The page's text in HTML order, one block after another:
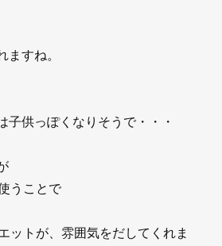
すね。
子供っぽくなりそうで・・・
うことで
ットが、雰囲気をだしてくれま